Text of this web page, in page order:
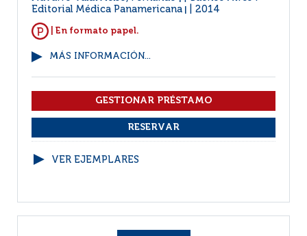
Editorial Médica Panamericana
2014
| En formato papel.
MÁS INFORMACIÓN...
VER EJEMPLARES